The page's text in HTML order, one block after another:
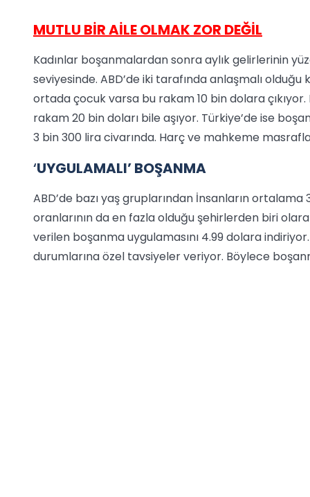
MUTLU BİR AİLE OLMAK ZOR DEĞİL
Kadınlar boşanmalardan sonra aylık gelirlerinin
seviyesinde. ABD’de iki tarafında anlaşmalı
ortada çocuk varsa bu rakam 10 bin dolara
rakam 20 bin doları bile aşıyor. Türkiye’de ise
3 bin 300 lira civarında. Harç ve mahkeme
‘UYGULAMALI’ BOŞANMA
ABD’de bazı yaş gruplarından İnsanların
oranlarının da en fazla olduğu şehirlerden biri
verilen boşanma uygulamasını 4.99 dolara
durumlarına özel tavsiyeler veriyor. Böylece